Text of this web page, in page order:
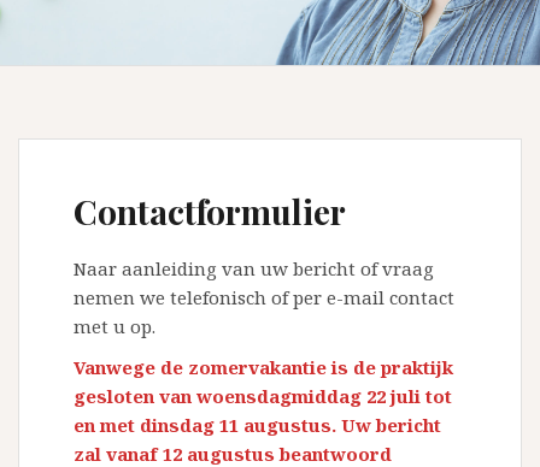
Contactformulier
Naar aanleiding van uw bericht of vraag
nemen we telefonisch of per e-mail contact
met u op.
Vanwege de zomervakantie is de praktijk
gesloten van woensdagmiddag 22 juli tot
en met dinsdag 11 augustus. Uw bericht
zal vanaf 12 augustus beantwoord